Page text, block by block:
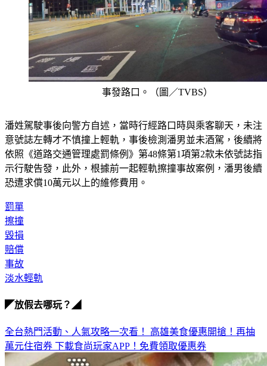
事發路口。（圖／TVBS）
潘姓駕駛事後向警方自述，當時行經路口時與乘客聊天，未注
意號誌左轉才不慎撞上輕軌，事後檢測潘男並未酒駕，後續將
依照《道路交通管理處罰條例》第48條第1項第2款未依號誌指
示行駛告發，此外，根據前一起輕軌擦撞事故案例，潘男後續
恐遭求償10萬元以上的維修費用。
罰單
擦撞
毀損
賠償
事故
淡水輕軌
◤放假去哪玩？◢
全台熱門活動、人氣攻略一次看！ 高雄美食優惠開搶！再抽
萬元住宿券 下載食尚玩家APP！免費領取優惠券